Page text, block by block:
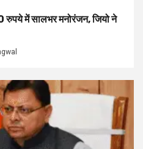
में सालभर मनोरंजन, जियो ने